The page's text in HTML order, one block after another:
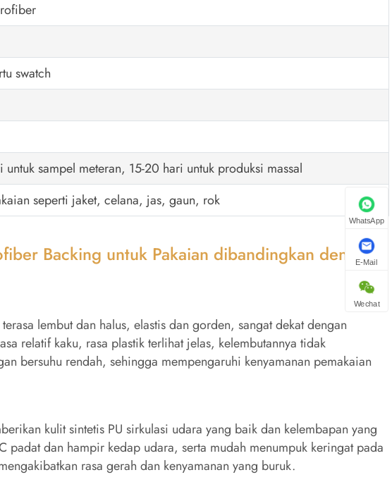
swatch
sampel meteran, 15-20 hari untuk produksi massal
seperti jaket, celana, jas, gaun, rok
Backing untuk Pakaian dibandingkan dengan
lembut dan halus, elastis dan gorden, sangat dekat dengan
relatif kaku, rasa plastik terlihat jelas, kelembutannya tidak
bersuhu rendah, sehingga mempengaruhi kenyamanan pemakaian
kulit sintetis PU sirkulasi udara yang baik dan kelembapan yang
padat dan hampir kedap udara, serta mudah menumpuk keringat pada
rasa gerah dan kenyamanan yang buruk.
WhatsApp
E-Mail
Wechat